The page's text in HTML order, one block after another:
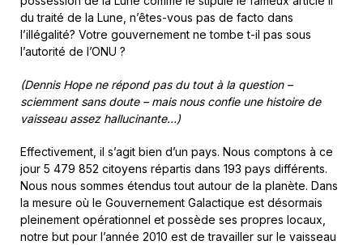
du traité de la Lune, n’êtes-vous pas de facto dans
l’illégalité? Votre gouvernement ne tombe t-il pas sous
l’autorité de l’ONU ?
(Dennis Hope ne répond pas du tout à la question –
sciemment sans doute – mais nous confie une histoire de
vaisseau assez hallucinante…)
Effectivement, il s’agit bien d’un pays. Nous comptons à ce
jour 5 479 852 citoyens répartis dans 193 pays différents.
Nous nous sommes étendus tout autour de la planète. Dans
la mesure où le Gouvernement Galactique est désormais
pleinement opérationnel et possède ses propres locaux,
notre but pour l’année 2010 est de travailler sur le vaisseau